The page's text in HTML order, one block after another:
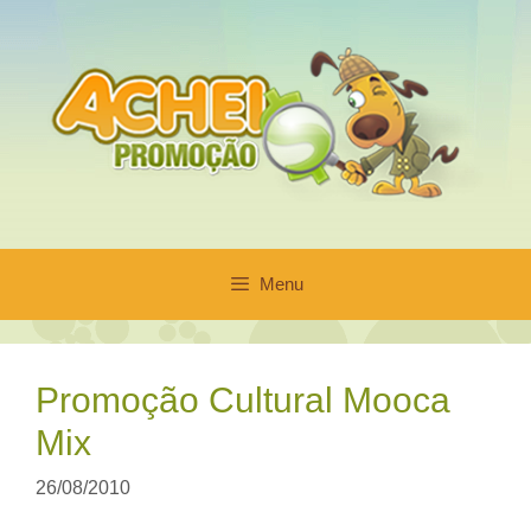
conteúdo
Menu
Promoção Cultural Mooca
Mix
26/08/2010